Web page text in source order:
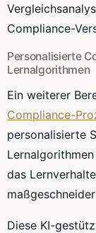
Compliance-
Personalisierte
Lernalgorithmen
Ein weiterer
Compliance-
personalisierte
das
Diese KI-